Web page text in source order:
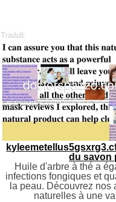
du savon
Huile d'arbre à thé a
infections fongiques et
la peau. Découvrez
naturelles à une